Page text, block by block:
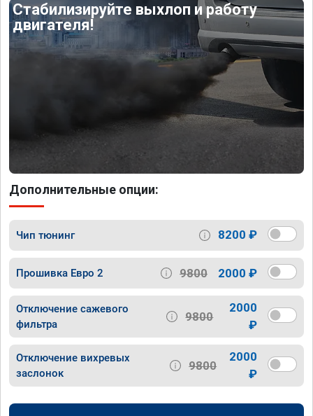
Стабилизируйте выхлоп и работу
двигателя!
Дополнительные опции:
Чип тюнинг 8200 ₽
Прошивка Евро 2 9800 2000 ₽
Отключение сажевого
фильтра
9800
2000
₽
Отключение вихревых
заслонок
9800
2000
₽